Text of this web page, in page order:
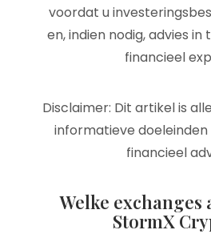
voordat u
en, indien nodig, advies in
financieel
Disclaimer: Dit artikel is
informatieve
financieel
Welke exchanges
StormX